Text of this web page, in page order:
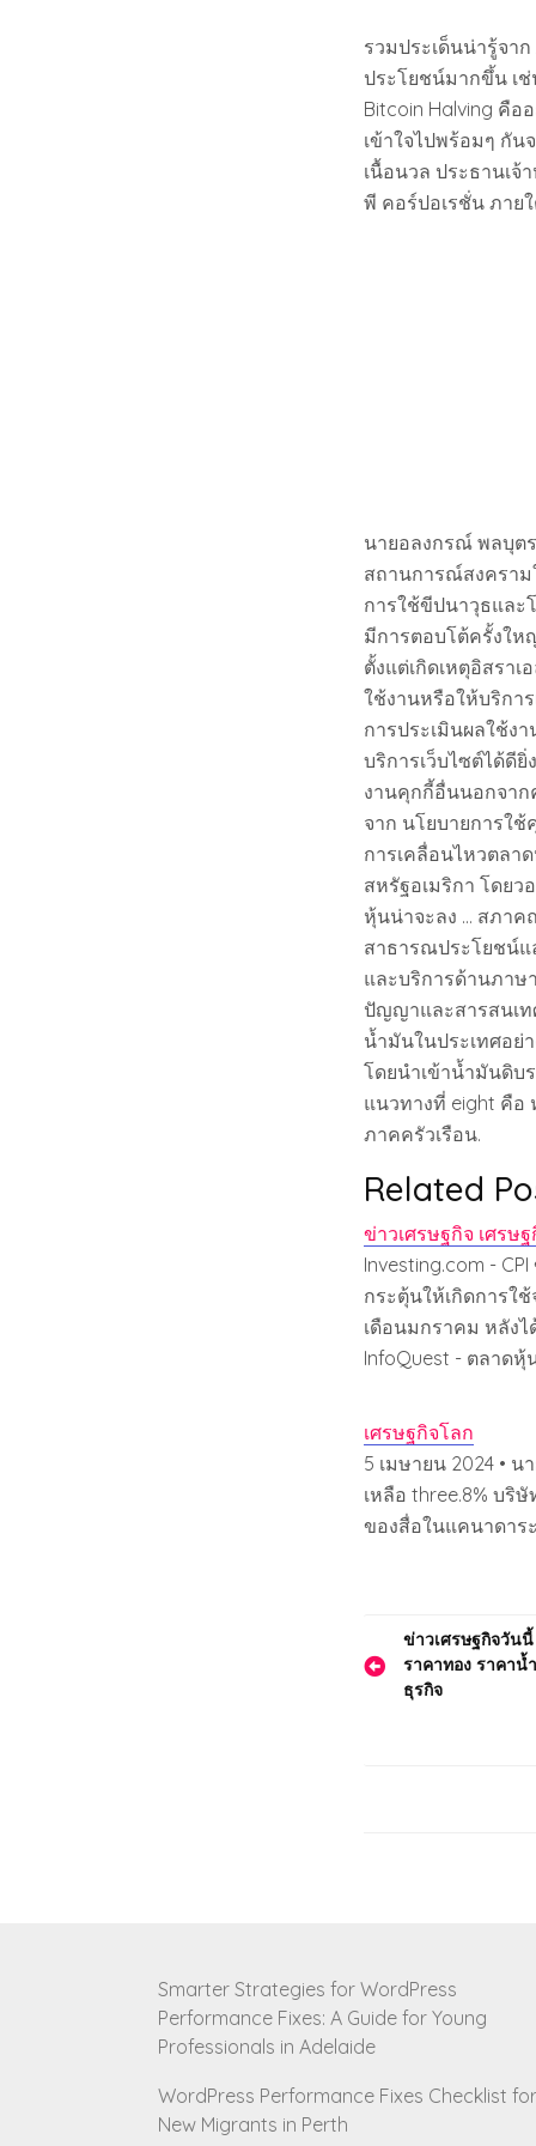
รวมประเด็นน่ารู้จา
ประโยชน์มากขึ้น เช่
Bitcoin Halving คื
เข้าใจไปพร้อมๆ กั
เนื้อนวล ประธานเ
พี คอร์ปอเรชั่น ภาย
นายอลงกรณ์ พลบุต
สถานการณ์สงคราม
การใช้ขีปนาวุธและ
มีการตอบโต้ครั้งให
ตั้งแต่เกิดเหตุอิสรา
ใช้งานหรือให้บริกา
การประเมินผลใช้ง
บริการเว็บไซต์ได้ดี
งานคุกกี้อื่นนอกจาก
จาก นโยบายการใ
การเคลื่อนไหวตลา
สหรัฐอเมริกา โดย
หุ้นน่าจะลง … สภาค
สาธารณประโยชน์
และบริการด้านภาษ
ปัญญาและสารสนเ
น้ำมันในประเทศอย่
โดยนำเข้าน้ำมันดิบ
แนวทางที่ eight คือ
ภาคครัวเรือน.
Related
ข่าวเศรษฐกิจ เศรษ
Investing.com -
กระตุ้นให้เกิดการใ
เดือนมกราคม หลัง
InfoQuest - ตลาด
เศรษฐกิจโลก
5 เมษายน 2024 •
เหลือ three.8% บริ
ของสื่อในแคนาดาร
Post
navigation
ข่าวเศรษฐกิจวัน
ราคาทอง ราคาน้
ธุรกิจ
Smarter Strategies for WordPress
Performance Fixes: A Guide for Young
Professionals in Adelaide
WordPress Performance Fixes Checklist for
New Migrants in Perth